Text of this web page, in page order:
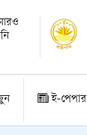
ই-পেপার